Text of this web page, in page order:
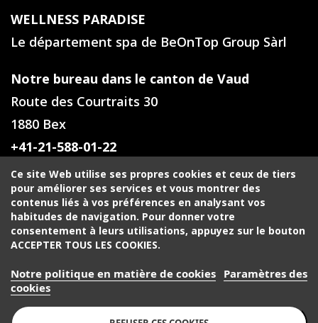
Ce site Web utilise ses propres cookies et ceux de tiers
pour améliorer ses services et vous montrer des
contenus liés à vos préférences en analysant vos
habitudes de navigation. Pour donner votre
consentement à leurs utilisations, appuyez sur le bouton
ACCEPTER TOUS LES COOKIES.
Notre politique en matière de cookies Paramètres des
cookies
WELLNESS PARADISE
Le département spa de BeOnTop Group Sàrl
Notre bureau dans le canton de Vaud
Route des Courtraits 30
1880 Bex
+41-21-588-01-22
Notre bureau en Valais
Rue du Golf 39
1971 Grimisuat
++41-27-588-00-82
Votre contact à Genève
+41-22-518-32-35